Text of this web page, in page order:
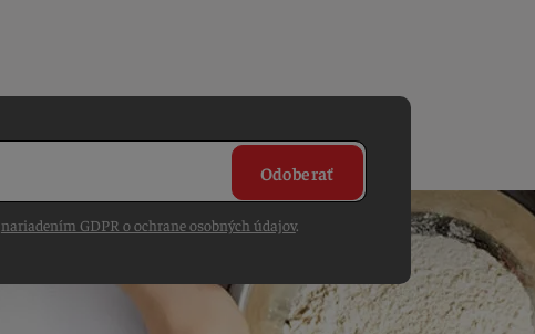
Odoberať
nariadením GDPR o ochrane osobných údajov.